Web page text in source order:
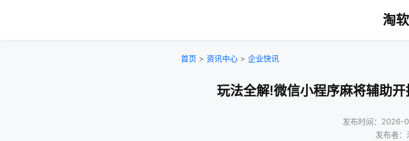
淘
首页 > 资讯中心 > 企业快讯
玩法全解!微信小程序麻将辅助
发布时间：2026-
发布者：